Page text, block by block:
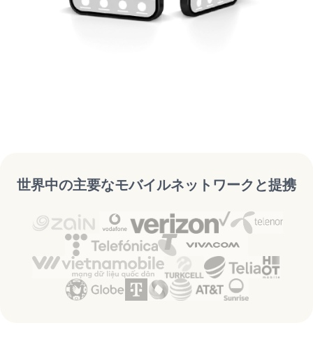
世界中の主要なモバイルネットワークと提携